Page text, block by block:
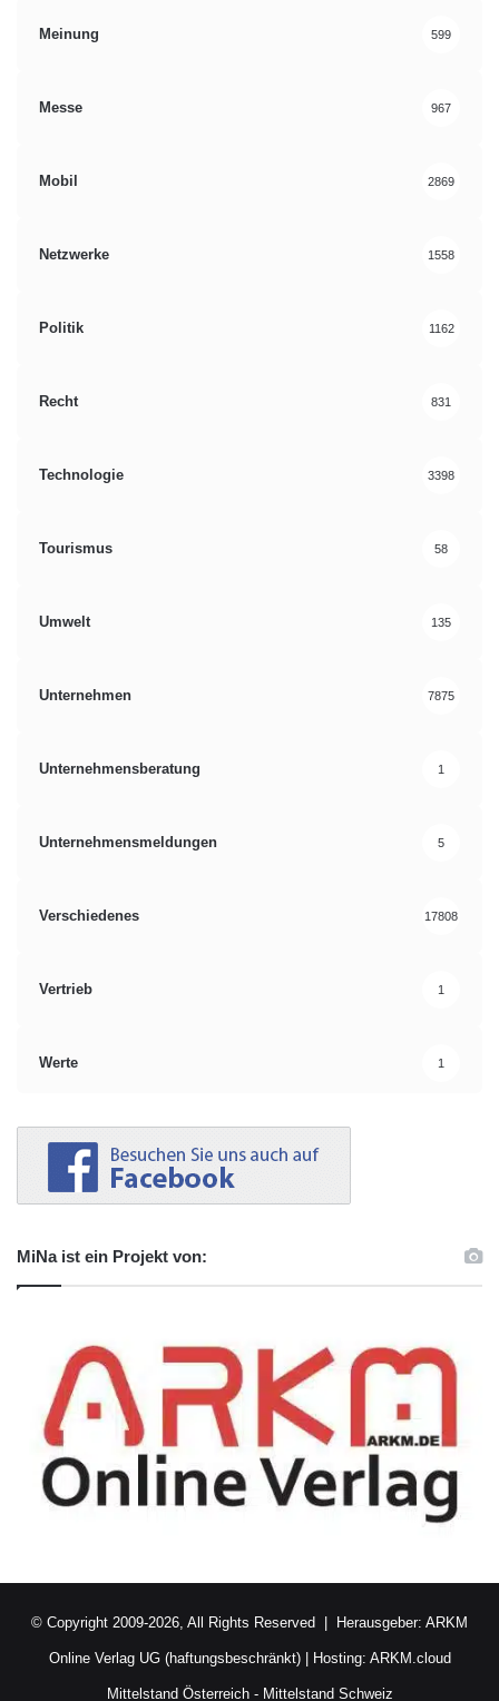
Meinung 599
Messe 967
Mobil 2869
Netzwerke 1558
Politik 1162
Recht 831
Technologie 3398
Tourismus 58
Umwelt 135
Unternehmen 7875
Unternehmensberatung 1
Unternehmensmeldungen 5
Verschiedenes 17808
Vertrieb 1
Werte 1
MiNa ist ein Projekt von:
© Copyright 2009-2026, All Rights Reserved | Herausgeber: ARKM
Online Verlag UG (haftungsbeschränkt)| Hosting: ARKM.cloud
Mittelstand Österreich- Mittelstand Schweiz